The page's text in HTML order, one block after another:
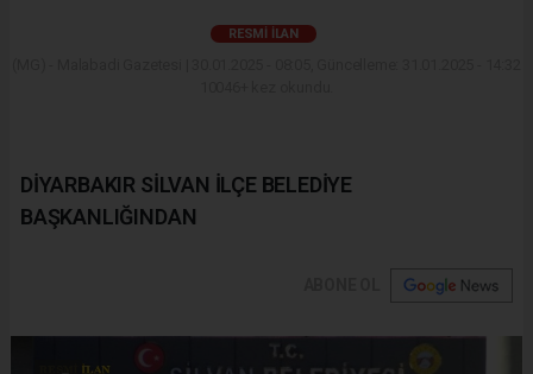
RESMI İLAN
DİYARBAKIR SİLVAN İLÇE BELEDİYE
BAŞKANLIĞINDAN